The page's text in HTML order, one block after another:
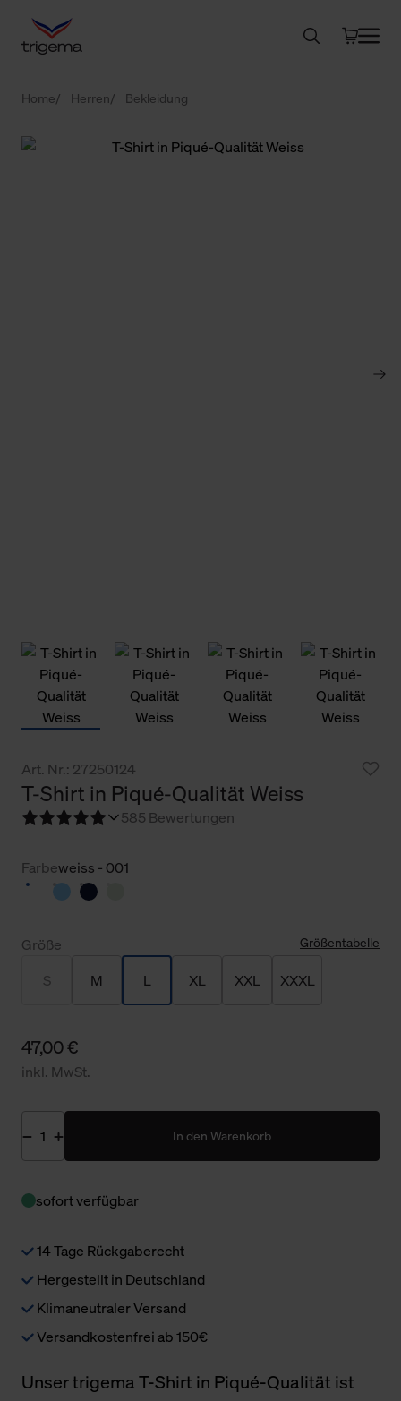
Home Herren Bekleidung
Art. Nr.: 27250124
T-Shirt in Piqué-Qualität Weiss
585 Bewertungen
Farbeweiss - 001
Größe Größentabelle
S M L XL XXL XXXL
47,00 €
inkl. MwSt.
In den Warenkorb
sofort verfügbar
14 Tage Rückgaberecht
Hergestellt in Deutschland
Klimaneutraler Versand
Versandkostenfrei ab 150€
Unser trigema T-Shirt in Piqué-Qualität ist